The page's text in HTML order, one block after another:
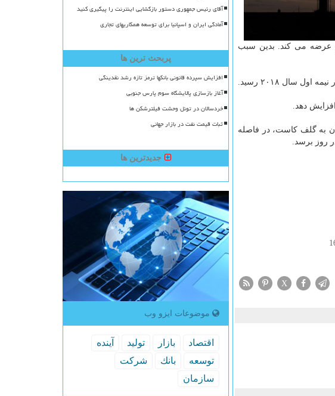
عرضه می كند. بدین سبب
دهد.
به گلف كاست، در فاصله
X
آقای رئیس جمهوری دستور بازگشایی اینترنت را پیگیری کنید
آمادگی ایران و اسپانیا برای توسعه همکاریهای تجاری
پربحث ترین ها
افزایش سپرده قانونی بانکها ترمز تازه رشد نقدینگی
آغاز بازسازی پالایشگاه سوم پارس جنوبی
خردسالان در تونل وحشت فیلترشکن ها
ثبات قیمت نفت در بازار جهانی
جدیدترین ها
موضوعات ایزو وب
اقتصاد بازار تولید
آینده
توسعه
بانك
شركت
سازمان